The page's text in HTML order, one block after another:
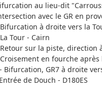
au lieu-dit
avec le GR en
à droite vers la
Tour - Cairn
sur la piste, direction
en fourche après
Bifurcation, GR7 à droite
de Douch - D180ES